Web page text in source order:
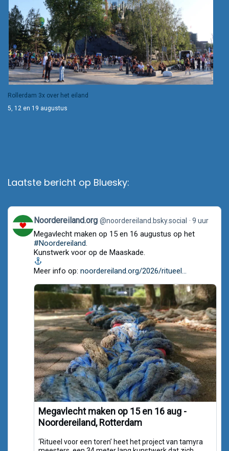
Rollerdam 3x over het eiland
5, 12 en 19 augustus
Laatste bericht op Bluesky:
View
post
by
Noordereiland.org
Bluesky
Noordereiland.org @noordereiland.bsky.social 9 uur
Megavlecht maken op 15 en 16 augustus op het
#Noordereiland.
Kunstwerk voor op de Maaskade.
Meer info op: noordereiland.org/2026/ritueel...
Megavlecht maken op 15 en 16 aug -
Noordereiland, Rotterdam
‘Ritueel voor een toren’ heet het project van tamyra